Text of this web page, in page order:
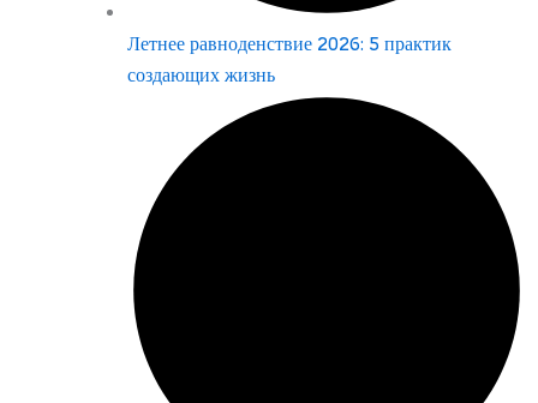
Летнее равноденствие 2026: 5 практик
создающих жизнь